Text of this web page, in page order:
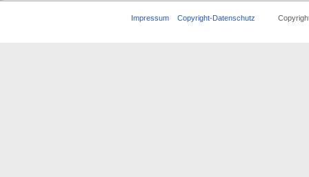
Impressum Copyright-Datenschutz Copyright